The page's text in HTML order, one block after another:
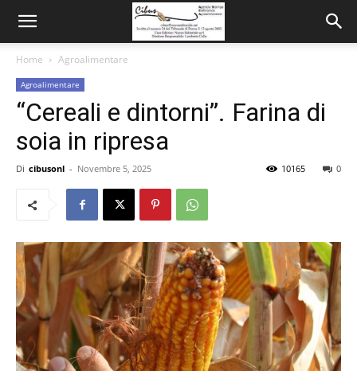
Home Agroalimentare
Agroalimentare
“Cereali e dintorni”. Farina di
soia in ripresa
Di cibusonl - Novembre 5, 2025 0
10165